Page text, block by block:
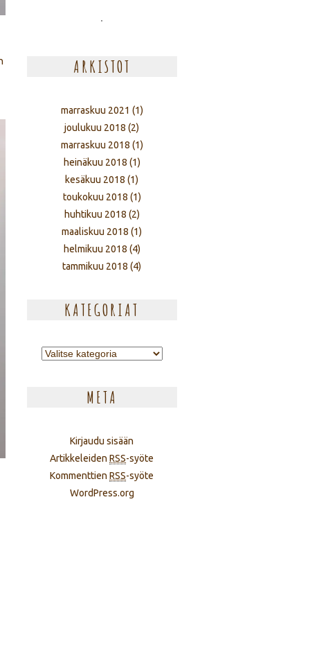
ARKISTOT
marraskuu 2021 (1)
joulukuu 2018 (2)
marraskuu 2018 (1)
heinäkuu 2018 (1)
kesäkuu 2018 (1)
toukokuu 2018 (1)
huhtikuu 2018 (2)
maaliskuu 2018 (1)
helmikuu 2018 (4)
tammikuu 2018 (4)
KATEGORIAT
Kategoriat
META
Kirjaudu sisään
ArtikkeleidenRSS-syöte
KommenttienRSS-syöte
WordPress.org